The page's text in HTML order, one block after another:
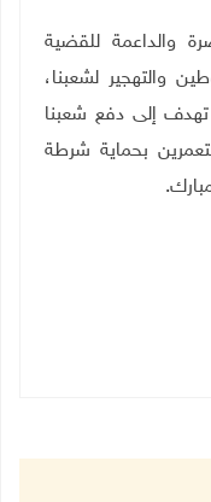
والداعمة للقضية
والتهجير لشعبنا،
إلى دفع شعبنا
بحماية شرطة